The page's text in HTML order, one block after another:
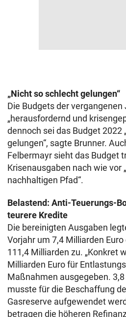
„Nicht so schlecht gelungen“
Die Budgets der
„herausfordernd und
dennoch sei das Budget 2022
gelungen“, sagte Brunner.
Felbermayr sieht das Budget
Krisenausgaben nach wie vor
nachhaltigen Pfad“.
Belastend: Anti-Teuerungs-
teurere Kredite
Die bereinigten Ausgaben
Vorjahr um 7,4 Milliarden
111,4 Milliarden zu. „Konkret
Milliarden Euro für
Maßnahmen ausgegeben.
musste für die Beschaffung
Gasreserve aufgewendet
betragen die höheren